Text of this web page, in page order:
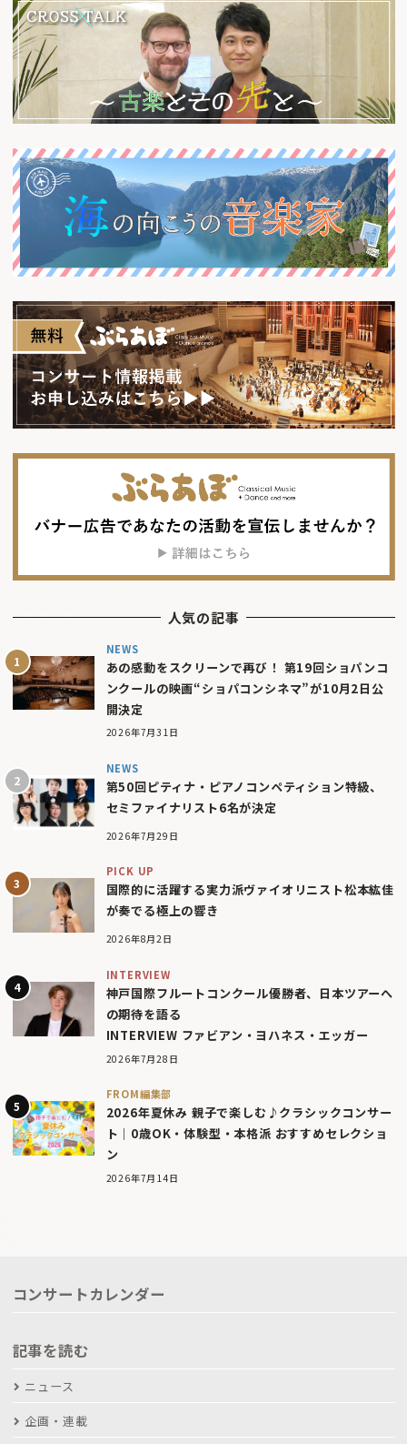
人気の記事
NEWS
あの感動をスクリーンで再び！ 第19回ショパンコ
ンクールの映画“ショパコンシネマ”が10月2日公
開決定
2026年7月31日
NEWS
第50回ピティナ・ピアノコンペティション特級、
セミファイナリスト6名が決定
2026年7月29日
PICK UP
国際的に活躍する実力派ヴァイオリニスト松本紘佳
が奏でる極上の響き
2026年8月2日
INTERVIEW
神戸国際フルートコンクール優勝者、日本ツアーへ
の期待を語る
INTERVIEW ファビアン・ヨハネス・エッガー
2026年7月28日
FROM編集部
2026年夏休み 親子で楽しむ♪クラシックコンサー
ト｜0歳OK・体験型・本格派 おすすめセレクショ
ン
2026年7月14日
コンサートカレンダー
記事を読む
ニュース
企画・連載